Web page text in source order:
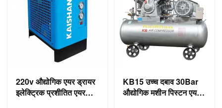
220v औद्योगिक एयर ड्रायर
इलेक्ट्रिक प्रशीतित एयर
KB15 उच्च दबाव 30Bar
औद्योगिक मशीन पिस्टन एयर